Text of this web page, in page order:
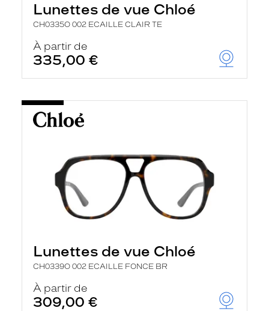
Lunettes de vue Chloé
CH0335O 002 ECAILLE CLAIR TE
À partir de
335,00 €
Lunettes de vue Chloé
CH0339O 002 ECAILLE FONCE BR
À partir de
309,00 €